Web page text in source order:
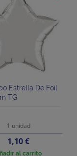
Estrella De Foil
TG
1 unidad
Precio
1,10 €
al carrito